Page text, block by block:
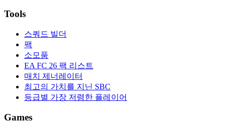
Tools
스쿼드 빌더
팩
소모품
EA FC 26 팩 리스트
매치 제너레이터
최고의 가치를 지닌 SBC
등급별 가장 저렴한 플레이어
Games